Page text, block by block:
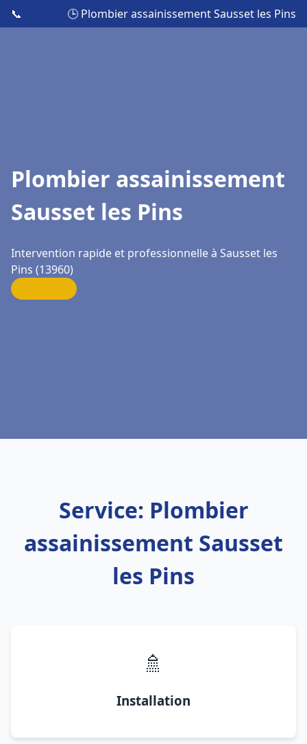
📞 🕒 Plombier assainissement Sausset les Pins
Plombier assainissement
Sausset les Pins
Intervention rapide et professionnelle à Sausset les
Pins (13960)
Service: Plombier
assainissement Sausset
les Pins
🚿
Installation